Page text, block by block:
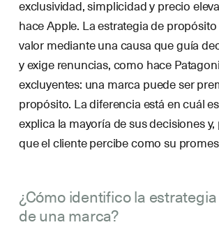
exclusividad, simplicidad y precio
hace Apple. La estrategia de
valor mediante una causa que guía
y exige renuncias, como hace
excluyentes: una marca puede ser
propósito. La diferencia está en cuál
explica la mayoría de sus decisiones
que el cliente percibe como su
¿Cómo identifico la
de una marca?